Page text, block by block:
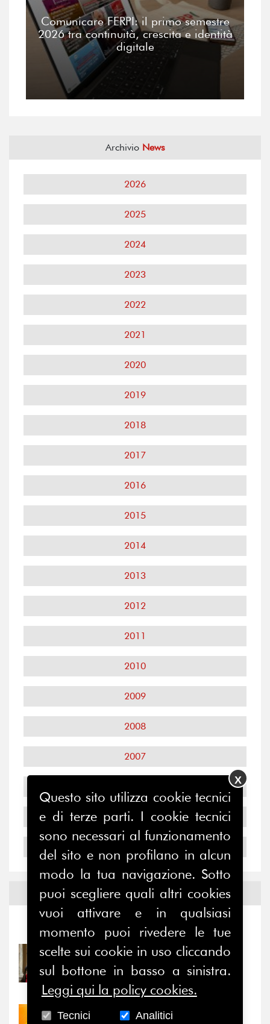
Comunicare FERPI: il primo semestre
2026 tra continuità, crescita e identità
digitale
Archivio News
2026
2025
2024
2023
2022
2021
2020
2019
2018
2017
2016
2015
2014
2013
2012
2011
2010
2009
2008
2007
2005
Notizie edEventi
Notizie Eventi
31/07/2026
Prima della pausa estiva,
il valore di...
30/07/2026
Questo sito utilizza cookie tecnici
e di terze parti. I cookie tecnici
sono necessari al funzionamento
del sito e non profilano in alcun
modo la tua navigazione. Sotto
puoi scegliere quali altri cookies
vuoi attivare e in qualsiasi
momento puoi rivedere le tue
scelte sui cookie in uso cliccando
sul bottone in basso a sinistra.
Leggi qui la policy cookies.
Tecnici Analitici
X